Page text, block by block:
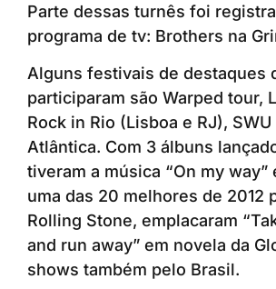
Parte dessas turnês foi
programa de tv: Brothers na
Alguns festivais de destaques
participaram são Warped tour,
Rock in Rio (Lisboa e RJ),
Atlântica. Com 3 álbuns
tiveram a música “On my way”
uma das 20 melhores de 2012
Rolling Stone, emplacaram
and run away” em novela da
shows também pelo Brasil.